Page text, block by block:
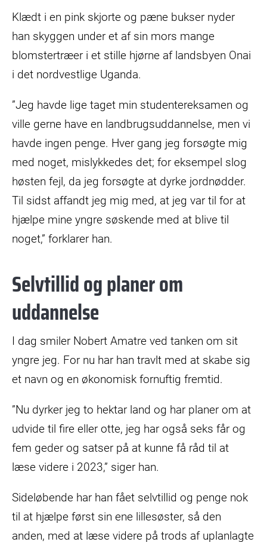
kvindeKlædt i en pink skjorte og pæne bukser nyder
han skyggen under et af sin mors mange
blomstertræer i et stille hjørne af landsbyen Onai
i det nordvestlige Uganda.
”Jeg havde lige taget min studentereksamen og
ville gerne have en landbrugsuddannelse, men vi
havde ingen penge. Hver gang jeg forsøgte mig
med noget, mislykkedes det; for eksempel slog
høsten fejl, da jeg forsøgte at dyrke jordnødder.
Til sidst affandt jeg mig med, at jeg var til for at
hjælpe mine yngre søskende med at blive til
noget,” forklarer han.
Selvtillid og planer om
uddannelse
I dag smiler Nobert Amatre ved tanken om sit
yngre jeg. For nu har han travlt med at skabe sig
et navn og en økonomisk fornuftig fremtid.
”Nu dyrker jeg to hektar land og har planer om at
udvide til fire eller otte, jeg har også seks får og
fem geder og satser på at kunne få råd til at
læse videre i 2023,” siger han.
Sideløbende har han fået selvtillid og penge nok
til at hjælpe først sin ene lillesøster, så den
anden, med at læse videre på trods af uplanlagte